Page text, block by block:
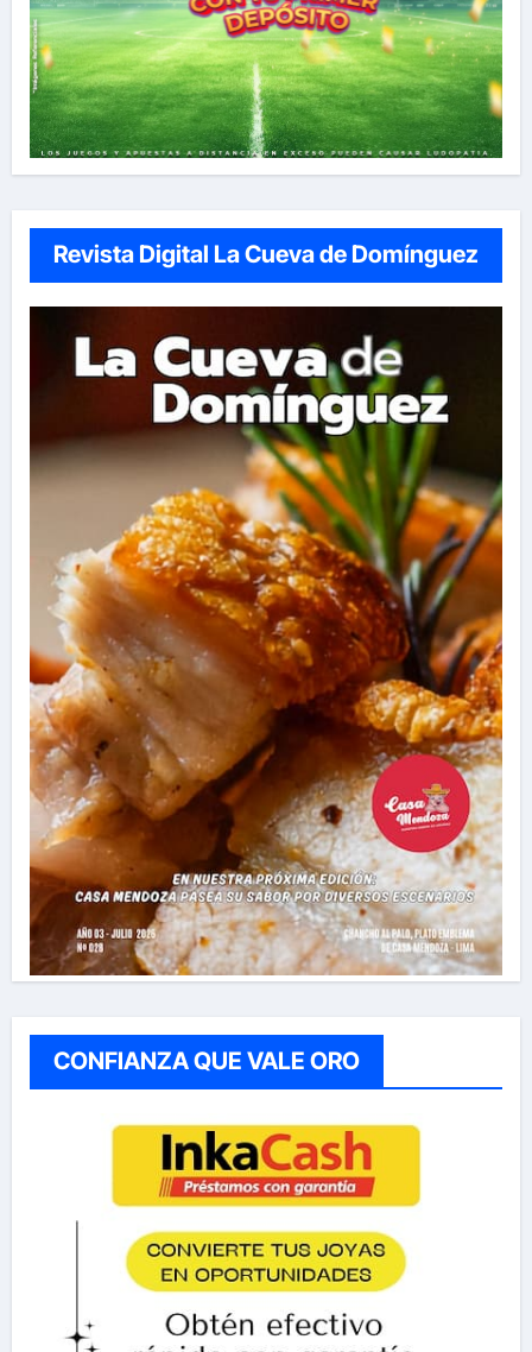
Revista Digital La Cueva de Domínguez
CONFIANZA QUE VALE ORO